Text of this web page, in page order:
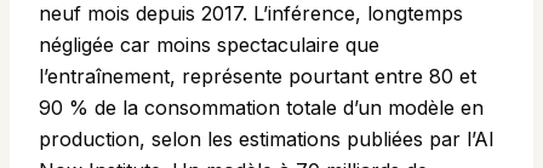
neuf mois depuis 2017. L’inférence, longtemps
négligée car moins spectaculaire que
l’entraînement, représente pourtant entre 80 et
90 % de la consommation totale d’un modèle en
production, selon les estimations publiées par l’AI